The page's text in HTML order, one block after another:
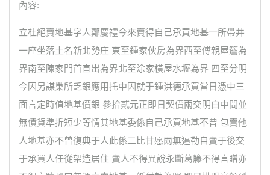
內容:
立杜絕賣地基字人鄭慶禮今來賣得自己承買地基一所帶井
一座坐落土名新北勢庄 東至鍾家伙房為界西至傅親屋簷為
界南至陳家門首直出為界北至涂家橫屋水壢為界 四至分明
今因另謀巢所乏銀應用托中因就于鍾洪德承買當日憑中三
面言定時值地基價銀 參拾貳元正即日契價兩交明白中間並
無債貨準折短少等情其地基委係自己承買地基不曾 包賣他
人地基亦不曾復典于人此係二比甘愿兩無逼勒自賣于後交
于承買人任從架造居住 賣人不得異說永斷葛籐不得言贈亦